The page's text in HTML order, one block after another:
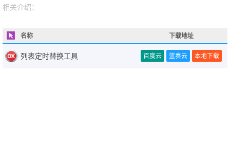
相关介绍：
名称 下载地址
列表定时替换工具 百度云 蓝奏云 本地下载